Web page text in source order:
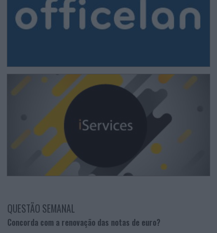
QUESTÃO SEMANAL
Concorda com a renovação das notas de euro?